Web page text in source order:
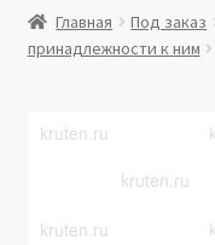
Витрина
Политика в
Главная Под заказ
принадлежности к ним